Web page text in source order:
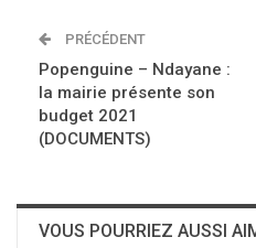
PRÉCÉDENT
Popenguine – Ndayane :
la mairie présente son
budget 2021
(DOCUMENTS)
VOUS POURRIEZ AUSSI